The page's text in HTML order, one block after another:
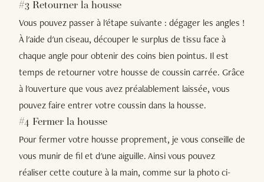
#3 Retourner la housse
Vous pouvez passer à l'étape suivante : dégager les angles !
À l'aide d'un ciseau, découper le surplus de tissu face à
chaque angle pour obtenir des coins bien pointus. Il est
temps de retourner votre housse de coussin carrée. Grâce
à l'ouverture que vous avez préalablement laissée, vous
pouvez faire entrer votre coussin dans la housse.
#4 Fermer la housse
Pour fermer votre housse proprement, je vous conseille de
vous munir de fil et d'une aiguille. Ainsi vous pouvez
réaliser cette couture à la main, comme sur la photo ci-